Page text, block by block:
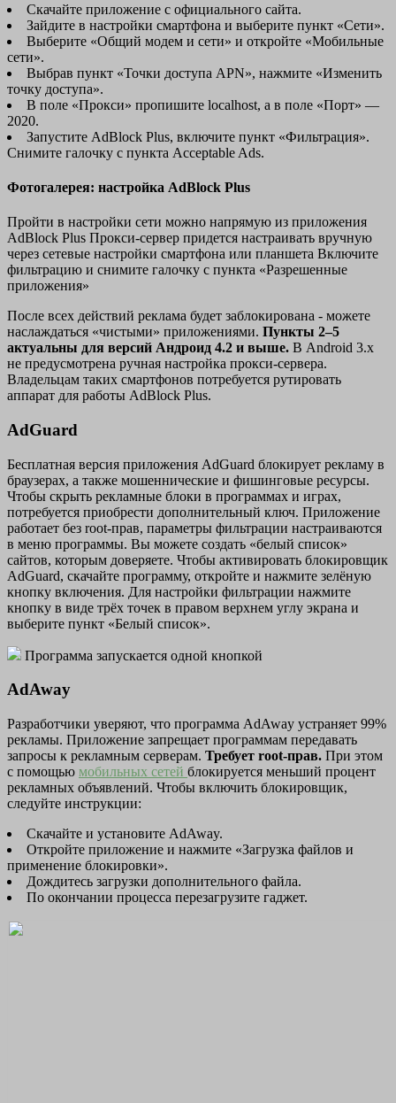
Скачайте приложение с официального сайта.
Зайдите в настройки смартфона и выберите пункт «Сети».
Выберите «Общий модем и сети» и откройте «Мобильные
сети».
Выбрав пункт «Точки доступа APN», нажмите «Изменить
точку доступа».
В поле «Прокси» пропишите localhost, а в поле «Порт» —
2020.
Запустите AdBlock Plus, включите пункт «Фильтрация».
Снимите галочку с пункта Acceptable Ads.
Фотогалерея: настройка AdBlock Plus
Пройти в настройки сети можно напрямую из приложения
AdBlock Plus Прокси-сервер придется настраивать вручную
через сетевые настройки смартфона или планшета Включите
фильтрацию и снимите галочку с пункта «Разрешенные
приложения»
После всех действий реклама будет заблокирована - можете
наслаждаться «чистыми» приложениями. Пункты 2–5
актуальны для версий Андроид 4.2 и выше. В Android 3.x
не предусмотрена ручная настройка прокси-сервера.
Владельцам таких смартфонов потребуется рутировать
аппарат для работы AdBlock Plus.
AdGuard
Бесплатная версия приложения AdGuard блокирует рекламу в
браузерах, а также мошеннические и фишинговые ресурсы.
Чтобы скрыть рекламные блоки в программах и играх,
потребуется приобрести дополнительный ключ. Приложение
работает без root-прав, параметры фильтрации настраиваются
в меню программы. Вы можете создать «белый список»
сайтов, которым доверяете. Чтобы активировать блокировщик
AdGuard, скачайте программу, откройте и нажмите зелёную
кнопку включения. Для настройки фильтрации нажмите
кнопку в виде трёх точек в правом верхнем углу экрана и
выберите пункт «Белый список».
Программа запускается одной кнопкой
AdAway
Разработчики уверяют, что программа AdAway устраняет 99%
рекламы. Приложение запрещает программам передавать
запросы к рекламным серверам. Требует root-прав. При этом
с помощью мобильных сетей блокируется меньший процент
рекламных объявлений. Чтобы включить блокировщик,
следуйте инструкции:
Скачайте и установите AdAway.
Откройте приложение и нажмите «Загрузка файлов и
применение блокировки».
Дождитесь загрузки дополнительного файла.
По окончании процесса перезагрузите гаджет.